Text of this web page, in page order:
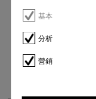
基本
分析
營銷